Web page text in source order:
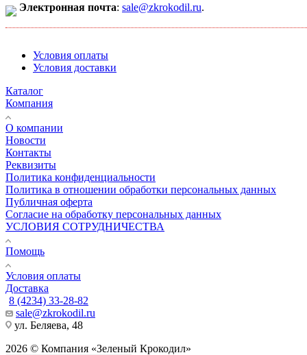
Электронная почта: sale@zkrokodil.ru.
Условия оплаты
Условия доставки
Каталог
Компания
О компании
Новости
Контакты
Реквизиты
Политика конфиденциальности
Политика в отношении обработки персональных данных
Публичная оферта
Согласие на обработку персональных данных
УСЛОВИЯ СОТРУДНИЧЕСТВА
Помощь
Условия оплаты
Доставка
8 (4234) 33-28-82
sale@zkrokodil.ru
ул. Беляева, 48
2026 © Компания «Зеленый Крокодил»